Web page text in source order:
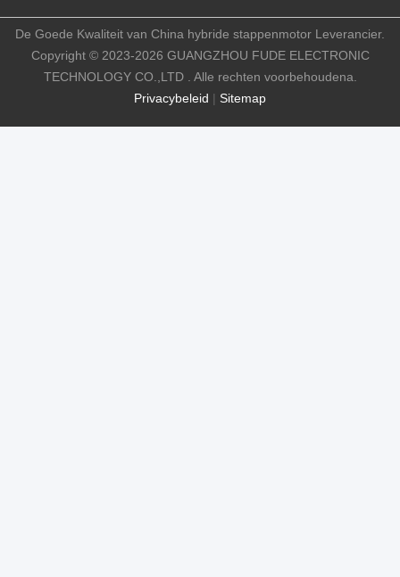
Privacybeleid | Sitemap
De Goede Kwaliteit van China hybride stappenmotor Leverancier.
Copyright © 2023-2026 GUANGZHOU FUDE ELECTRONIC
TECHNOLOGY CO.,LTD . Alle rechten voorbehoudena.